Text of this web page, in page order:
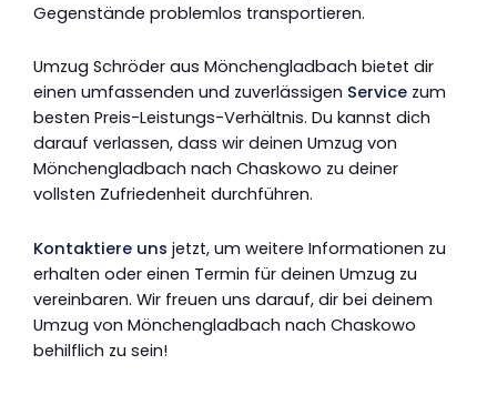
Gegenstände problemlos transportieren.
Umzug Schröder aus Mönchengladbach bietet dir
einen umfassenden und zuverlässigen Service zum
besten Preis-Leistungs-Verhältnis. Du kannst dich
darauf verlassen, dass wir deinen Umzug von
Mönchengladbach nach Chaskowo zu deiner
vollsten Zufriedenheit durchführen.
Kontaktiere uns jetzt, um weitere Informationen zu
erhalten oder einen Termin für deinen Umzug zu
vereinbaren. Wir freuen uns darauf, dir bei deinem
Umzug von Mönchengladbach nach Chaskowo
behilflich zu sein!